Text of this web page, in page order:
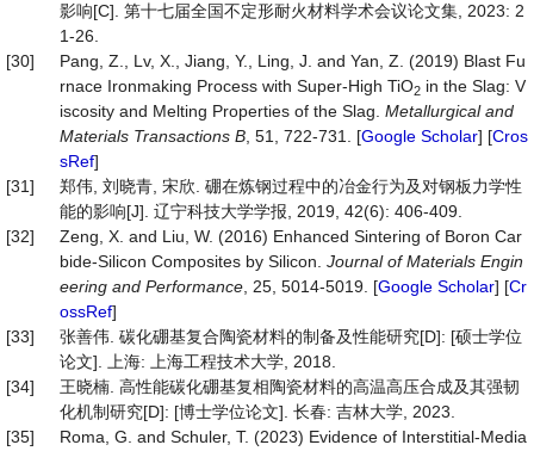
影响[C]. 第十七届全国不定形耐火材料学术会议论文集, 2023: 2
1-26.
[30]
Pang, Z., Lv, X., Jiang, Y., Ling, J. and Yan, Z. (2019) Blast Fu
rnace Ironmaking Process with Super-High TiO2 in the Slag: V
iscosity and Melting Properties of the Slag. Metallurgical and
Materials Transactions B , 51, 722-731. [Google Scholar] [Cros
sRef]
[31]
郑伟, 刘晓青, 宋欣. 硼在炼钢过程中的冶金行为及对钢板力学性
能的影响[J]. 辽宁科技大学学报, 2019, 42(6): 406-409.
[32]
Zeng, X. and Liu, W. (2016) Enhanced Sintering of Boron Car
bide-Silicon Composites by Silicon. Journal of Materials Engin
eering and Performance , 25, 5014-5019. [Google Scholar] [Cr
ossRef]
[33]
张善伟. 碳化硼基复合陶瓷材料的制备及性能研究[D]: [硕士学位
论文]. 上海: 上海工程技术大学, 2018.
[34]
王晓楠. 高性能碳化硼基复相陶瓷材料的高温高压合成及其强韧
化机制研究[D]: [博士学位论文]. 长春: 吉林大学, 2023.
[35]
Roma, G. and Schuler, T. (2023) Evidence of Interstitial-Media